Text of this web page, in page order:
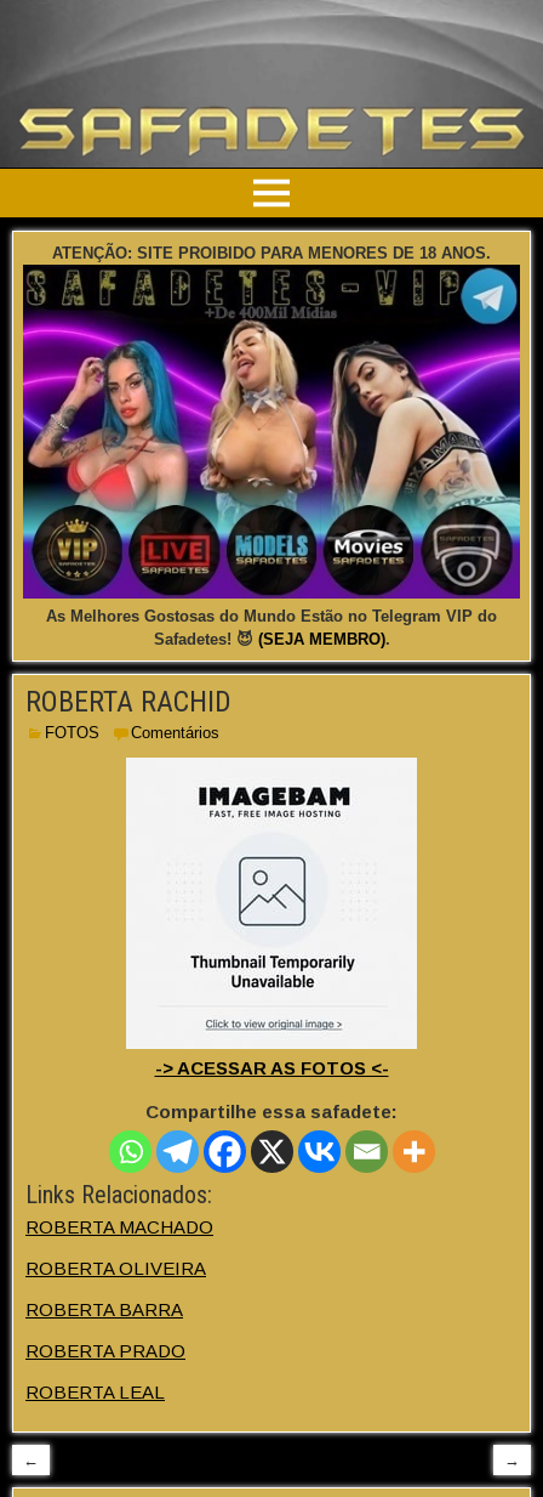
ATENÇÃO: SITE PROIBIDO PARA MENORES DE 18 ANOS.
As Melhores Gostosas do Mundo Estão no Telegram VIP do
Safadetes! 😈 (SEJA MEMBRO).
ROBERTA RACHID
FOTOS Comentários
-> ACESSAR AS FOTOS <-
Compartilhe essa safadete:
Links Relacionados:
ROBERTA MACHADO
ROBERTA OLIVEIRA
ROBERTA BARRA
ROBERTA PRADO
ROBERTA LEAL
← →